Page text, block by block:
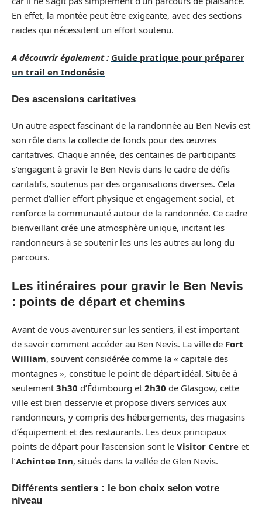
En effet, la montée peut être exigeante, avec des sections
raides qui nécessitent un effort soutenu.
A découvrir également : Guide pratique pour préparer
un trail en Indonésie
Des ascensions caritatives
Un autre aspect fascinant de la randonnée au Ben Nevis est
son rôle dans la collecte de fonds pour des œuvres
caritatives. Chaque année, des centaines de participants
s’engagent à gravir le Ben Nevis dans le cadre de défis
caritatifs, soutenus par des organisations diverses. Cela
permet d’allier effort physique et engagement social, et
renforce la communauté autour de la randonnée. Ce cadre
bienveillant crée une atmosphère unique, incitant les
randonneurs à se soutenir les uns les autres au long du
parcours.
Les itinéraires pour gravir le Ben Nevis
: points de départ et chemins
Avant de vous aventurer sur les sentiers, il est important
de savoir comment accéder au Ben Nevis. La ville de Fort
William, souvent considérée comme la « capitale des
montagnes », constitue le point de départ idéal. Située à
seulement 3h30 d’Édimbourg et 2h30 de Glasgow, cette
ville est bien desservie et propose divers services aux
randonneurs, y compris des hébergements, des magasins
d’équipement et des restaurants. Les deux principaux
points de départ pour l’ascension sont le Visitor Centre et
l’Achintee Inn, situés dans la vallée de Glen Nevis.
Différents sentiers : le bon choix selon votre
niveau